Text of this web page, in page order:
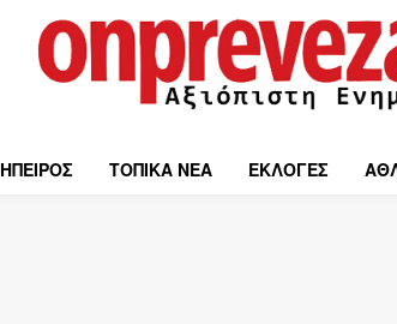
ΗΠΕΙΡΟΣ ΤΟΠΙΚΑ ΝΕΑ ΕΚΛΟΓΕΣ